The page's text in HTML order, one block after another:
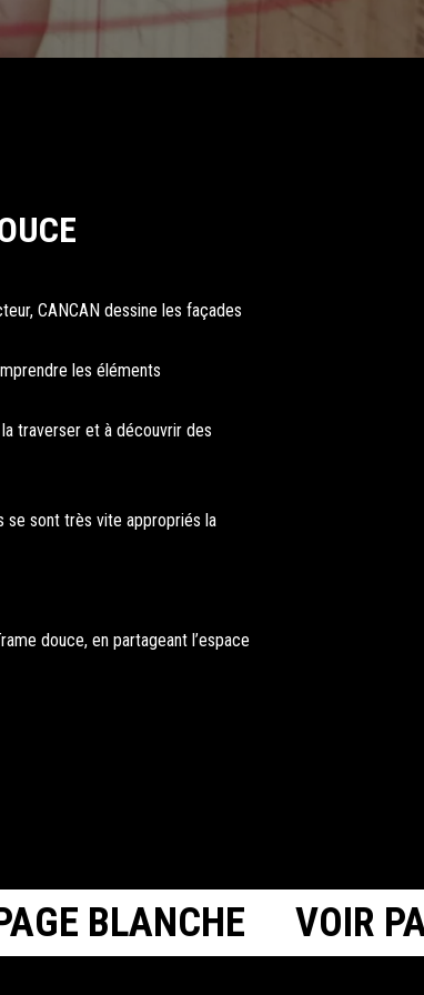
CANCAN dessine les façades
les éléments
traverser et à découvrir des
se sont très vite appropriés la
douce, en partageant l’espace
BLANCHE VOIR